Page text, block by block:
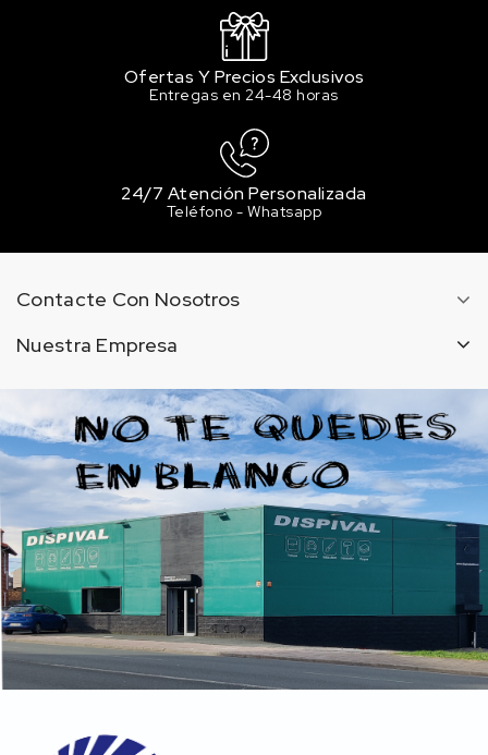
Ofertas Y Precios Exclusivos
Entregas en 24-48 horas
24/7 Atención Personalizada
Teléfono - Whatsapp
Contacte Con Nosotros
Nuestra Empresa